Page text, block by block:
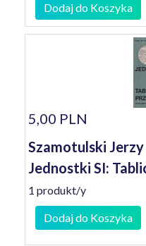
Dodaj do Koszyka
5,00 PLN
Szamotulski Jerzy
Jednostki SI:
1 produkt/y
Dodaj do Koszyka